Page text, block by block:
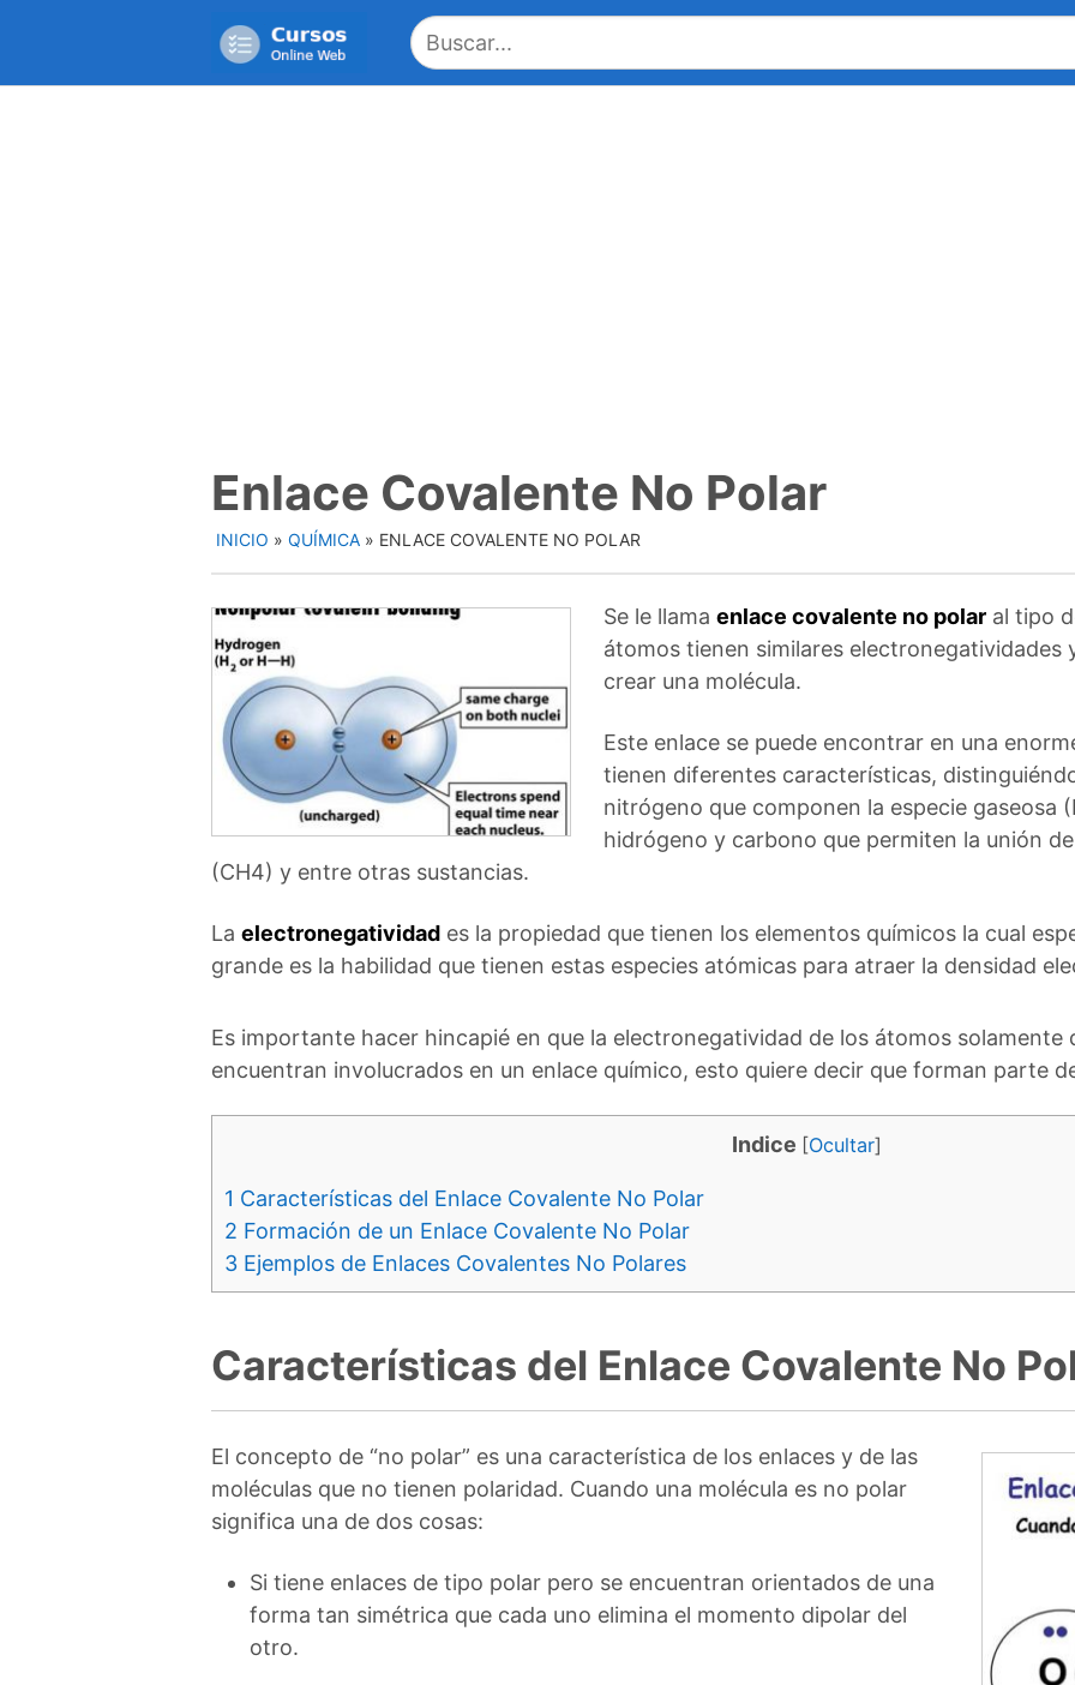
Enlace Covalente No Polar
INICIO » QUÍMICA » ENLACE COVALENTE NO POLAR
Se le llama enlace covalente no polar al tipo
átomos tienen similares
crear una molécula.
Este enlace se puede encontrar en una
tienen diferentes características,
nitrógeno que componen la especie gaseosa
hidrógeno y carbono que permiten la unión
(CH4) y entre otras sustancias.
La electronegatividad es la propiedad que tienen los elementos químicos la cual
grande es la habilidad que tienen estas especies atómicas para atraer la densidad
Es importante hacer hincapié en que la electronegatividad de los átomos solamente
encuentran involucrados en un enlace químico, esto quiere decir que forman parte
Indice [Ocultar]
1 Características del Enlace Covalente No Polar
2 Formación de un Enlace Covalente No Polar
3 Ejemplos de Enlaces Covalentes No Polares
Características del Enlace Covalente No
El concepto de “no polar” es una característica de los enlaces y de las
moléculas que no tienen polaridad. Cuando una molécula es no polar
significa una de dos cosas:
Si tiene enlaces de tipo polar pero se encuentran orientados de una
forma tan simétrica que cada uno elimina el momento dipolar del
otro.